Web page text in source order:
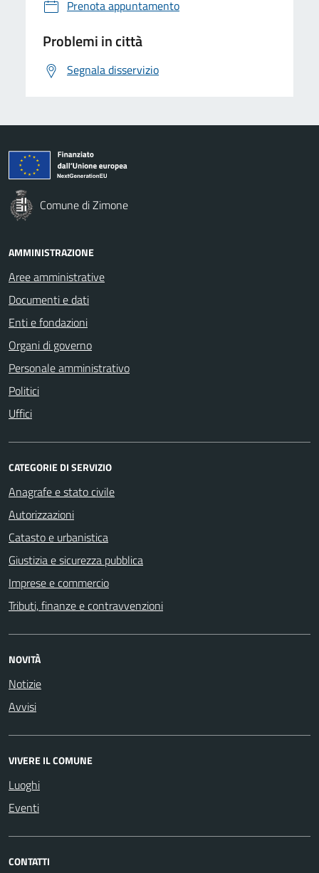
Prenota appuntamento
Problemi in città
Segnala disservizio
Comune di Zimone
AMMINISTRAZIONE
Aree amministrative
Documenti e dati
Enti e fondazioni
Organi di governo
Personale amministrativo
Politici
Uffici
CATEGORIE DI SERVIZIO
Anagrafe e stato civile
Autorizzazioni
Catasto e urbanistica
Giustizia e sicurezza pubblica
Imprese e commercio
Tributi, finanze e contravvenzioni
NOVITÀ
Notizie
Avvisi
VIVERE IL COMUNE
Luoghi
Eventi
CONTATTI